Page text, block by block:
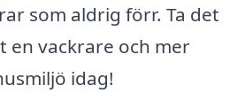
som aldrig förr. Ta det
en vackrare och mer
idag!